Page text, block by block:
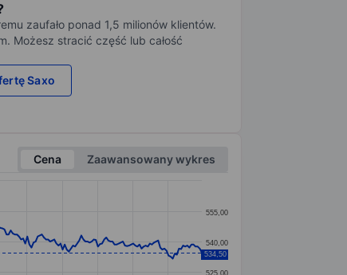
zaufało ponad 1,5 milionów klientów.
Możesz stracić część lub całość
Saxo
Cena
Zaawansowany wykres
525,00
540,00
555,00
534,50